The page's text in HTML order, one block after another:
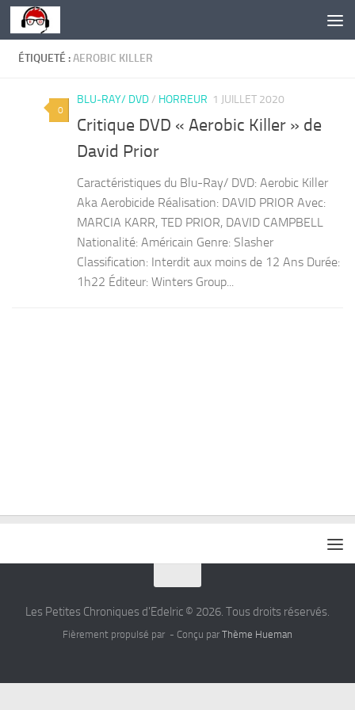
Skip to content
ÉTIQUETÉ :AEROBIC KILLER
0
BLU-RAY/ DVD/ HORREUR 1 JUILLET 2020
Critique DVD « Aerobic Killer » de
David Prior
Caractéristiques du Blu-Ray/ DVD: Aerobic Killer
Aka Aerobicide Réalisation: DAVID PRIOR Avec:
MARCIA KARR, TED PRIOR, DAVID CAMPBELL
Nationalité: Américain Genre: Slasher
Classification: Interdit aux moins de 12 Ans Durée:
1h22 Éditeur: Winters Group...
Les Petites Chroniques d'Edelric © 2026. Tous droits réservés.
Fièrement propulsé par - Conçu par Thème Hueman